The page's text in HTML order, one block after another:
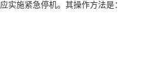
实施紧急停机。其操作方法是：